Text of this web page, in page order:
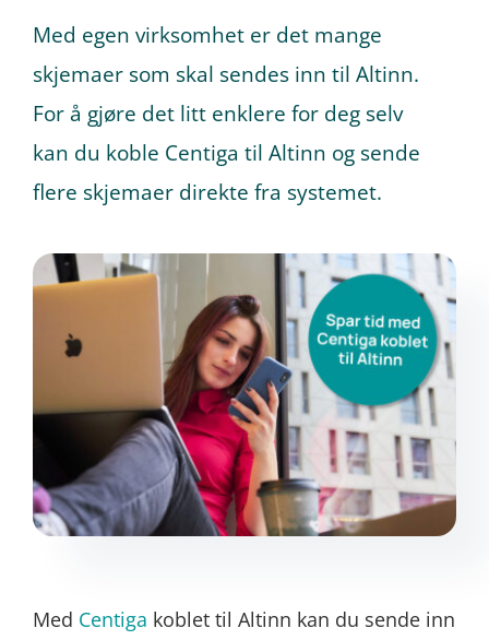
Finn en regnskapsfører
Prøv gratis
Med egen virksomhet er det mange
skjemaer som skal sendes inn til Altinn.
For å gjøre det litt enklere for deg selv
kan du koble Centiga til Altinn og sende
flere skjemaer direkte fra systemet.
Med Centiga koblet til Altinn kan du sende inn